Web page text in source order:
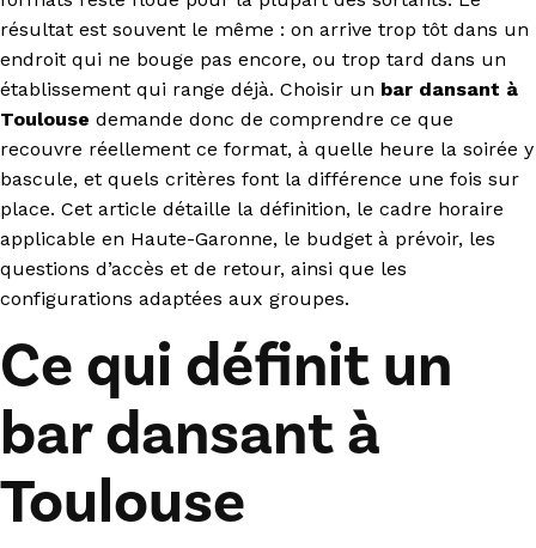
résultat est souvent le même : on arrive trop tôt dans un
endroit qui ne bouge pas encore, ou trop tard dans un
établissement qui range déjà. Choisir un bar dansant à
Toulouse demande donc de comprendre ce que
recouvre réellement ce format, à quelle heure la soirée y
bascule, et quels critères font la différence une fois sur
place. Cet article détaille la définition, le cadre horaire
applicable en Haute-Garonne, le budget à prévoir, les
questions d’accès et de retour, ainsi que les
configurations adaptées aux groupes.
Ce qui définit un
bar dansant à
Toulouse